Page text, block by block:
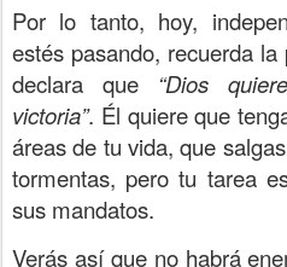
Por lo tanto, hoy,
estés pasando, recuerda
declara que “Dios
victoria”. Él quiere que
áreas de tu vida, que
tormentas, pero tu tarea
sus mandatos.
Verás así que no habrá